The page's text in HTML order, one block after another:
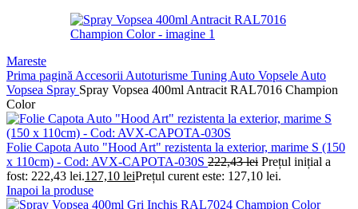
Mareste
Prima pagină Accesorii Autoturisme Tuning Auto Vopsele Auto
Vopsea Spray Spray Vopsea 400ml Antracit RAL7016 Champion
Color
Folie Capota Auto "Hood Art" rezistenta la exterior, marime S (150
x 110cm) - Cod: AVX-CAPOTA-030S 222,43lei Prețul inițial a
fost: 222,43 lei.127,10 leiPrețul curent este: 127,10 lei.
Inapoi la produse